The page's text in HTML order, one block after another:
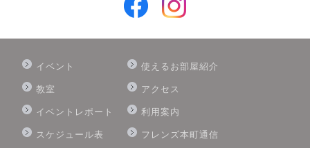
イベント
教室
イベントレポート
スケジュール表
使えるお部屋紹介
アクセス
利用案内
フレンズ本町通信